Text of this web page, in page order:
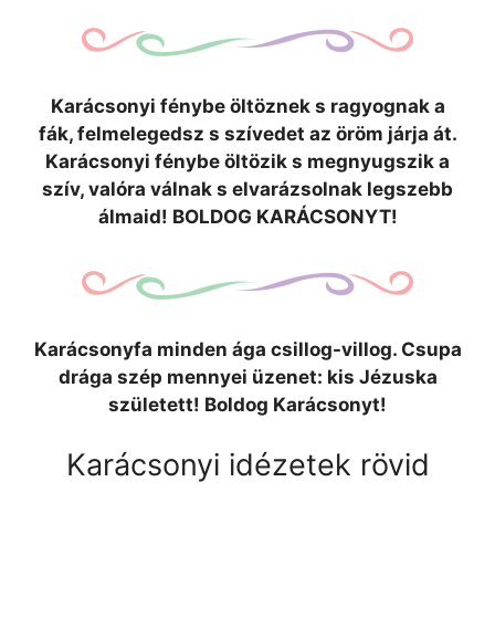
Karácsonyi fénybe öltöznek s ragyognak a
fák, felmelegedsz s szívedet az öröm járja át.
Karácsonyi fénybe öltözik s megnyugszik a
szív, valóra válnak s elvarázsolnak legszebb
álmaid! BOLDOG KARÁCSONYT!
Karácsonyfa minden ága csillog-villog. Csupa
drága szép mennyei üzenet: kis Jézuska
született! Boldog Karácsonyt!
Karácsonyi idézetek rövid